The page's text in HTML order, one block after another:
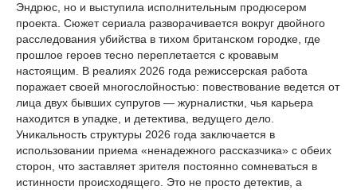
Эндрюс, но и выступила исполнительным продюсером
проекта. Сюжет сериала разворачивается вокруг двойного
расследования убийства в тихом британском городке, где
прошлое героев тесно переплетается с кровавым
настоящим. В реалиях 2026 года режиссерская работа
поражает своей многослойностью: повествование ведется от
лица двух бывших супругов — журналистки, чья карьера
находится в упадке, и детектива, ведущего дело.
Уникальность структуры 2026 года заключается в
использовании приема «ненадежного рассказчика» с обеих
сторон, что заставляет зрителя постоянно сомневаться в
истинности происходящего. Это не просто детектив, а